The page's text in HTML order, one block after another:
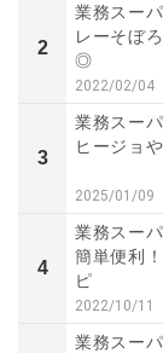
2
業務スー
レーそぼ
◎
2022/02/04
3
業務スー
ヒージョ
2025/01/09
4
業務スー
簡単便利
ピ
2022/10/11
業務スー